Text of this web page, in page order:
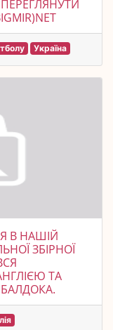
Україна
В НАШІЙ
ЗБІРНОЇ
ТА